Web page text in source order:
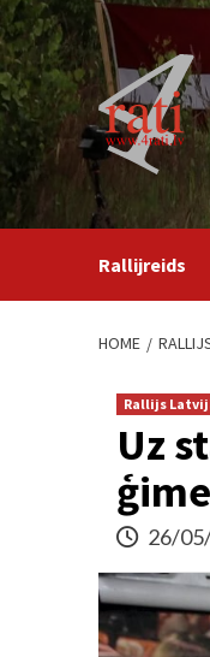
Skip
to
content
Rallijreids
HOME
Rallijs
Uz
26/